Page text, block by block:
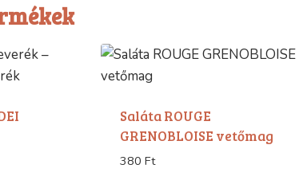
Saláta ROUGE
GRENOBLOISE vetőmag
380 Ft